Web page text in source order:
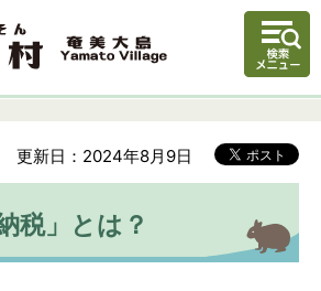
更新日：2024年8月9日
税」とは？